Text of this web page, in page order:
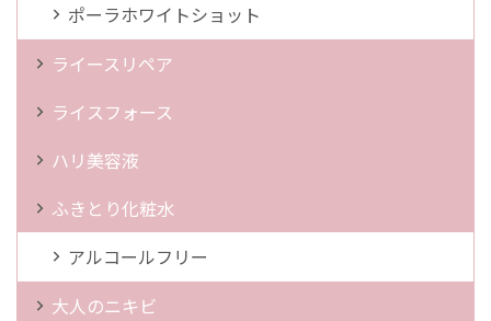
ポーラホワイトショット
ライースリペア
ライスフォース
ハリ美容液
ふきとり化粧水
アルコールフリー
大人のニキビ